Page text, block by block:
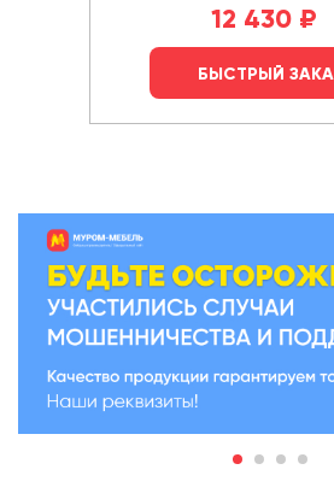
12 430 ₽
БЫСТРЫЙ